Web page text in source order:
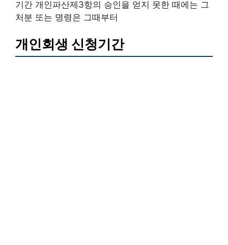
기간 개인파산제3항의 승인을 얻지 못한 때에는 그
처분 또는 명령은 그때부터
개인회생 신청기간